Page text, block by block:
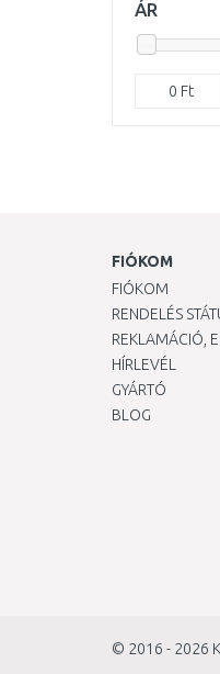
ÁR
0 Ft
FIÓKOM
FIÓKOM
RENDELÉS
REKLAMÁCIÓ,
HÍRLEVÉL
GYÁRTÓ
BLOG
© 2016 - 2026